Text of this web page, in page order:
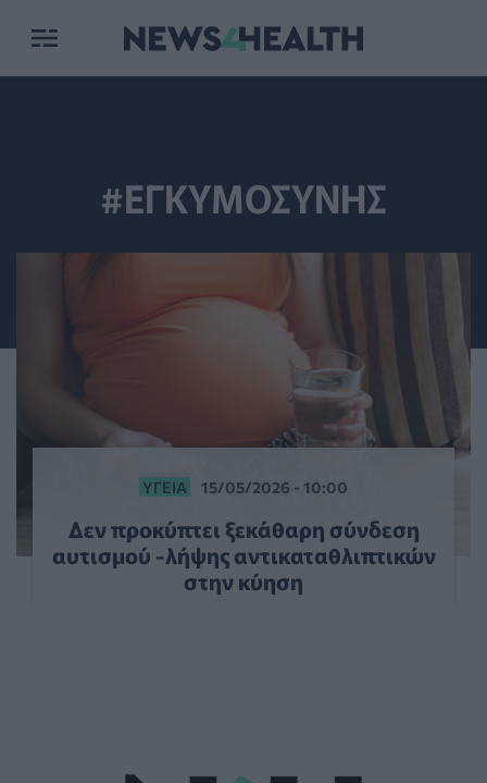
#ΕΓΚΥΜΟΣΥΝΗΣ
ΥΓΕΊΑ 15/05/2026 - 10:00
Δεν προκύπτει ξεκάθαρη σύνδεση
αυτισμού -λήψης αντικαταθλιπτικών
στην κύηση